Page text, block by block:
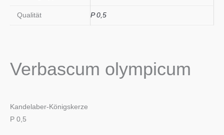
Qualität P 0,5
Verbascum olympicum
Kandelaber-Königskerze
P 0,5